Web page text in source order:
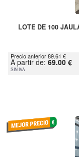
LOTE DE 100
Precio anterior 89.61 €
A partir de: 69.00 €
SIN IVA